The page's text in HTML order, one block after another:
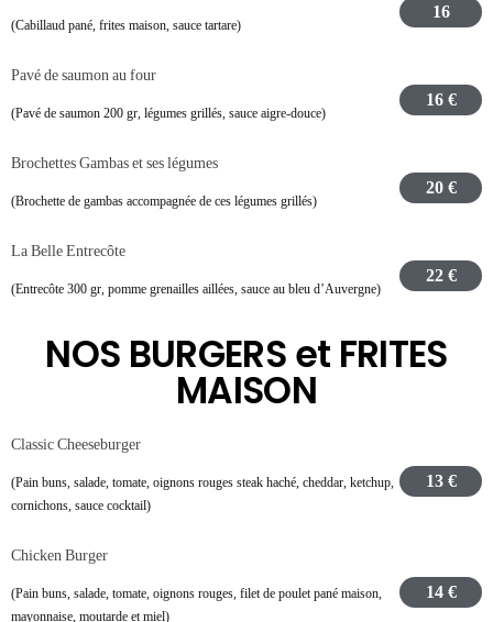
(Cabillaud pané, frites maison, sauce tartare)
16
Pavé de saumon au four
(Pavé de saumon 200 gr, légumes grillés, sauce aigre-douce)
16 €
Brochettes Gambas et ses légumes
(Brochette de gambas accompagnée de ces légumes grillés)
20 €
La Belle Entrecôte
(Entrecôte 300 gr, pomme grenailles aillées, sauce au bleu d’Auvergne)
22 €
NOS BURGERS et FRITES
MAISON
Classic Cheeseburger
(Pain buns, salade, tomate, oignons rouges steak haché, cheddar, ketchup,
cornichons, sauce cocktail)
13 €
Chicken Burger
(Pain buns, salade, tomate, oignons rouges, filet de poulet pané maison,
mayonnaise, moutarde et miel)
14 €